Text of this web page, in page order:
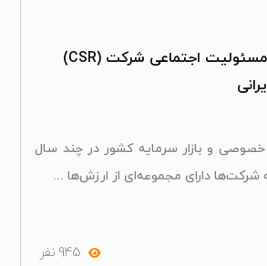
طراحی مدل ملی مسئولیت اجتماعی شرکت (CSR)
و بازار سرمایه کشور در چند سال
شرکت‌ها دارای مجموعه‌ای از ارزش‌ها ...
945 نفر